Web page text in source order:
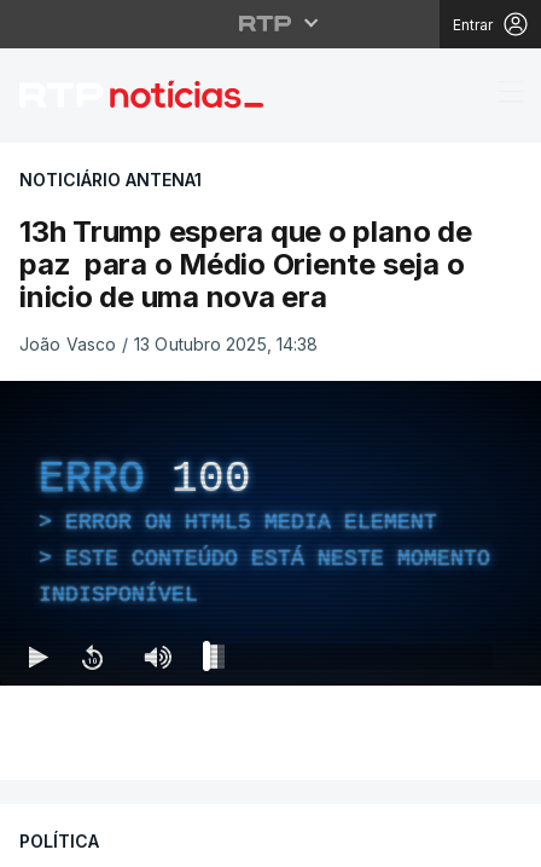
Entrar
13h Trump espera
NOTICIÁRIO ANTENA1
13h Trump espera que o plano de
paz para o Médio Oriente seja o
inicio de uma nova era
João Vasco / 13 Outubro 2025, 14:38
ERRO 100
ERROR ON HTML5 MEDIA ELEMENT
ESTE CONTEÚDO ESTÁ NESTE MOMENTO
INDISPONÍVEL
POLÍTICA